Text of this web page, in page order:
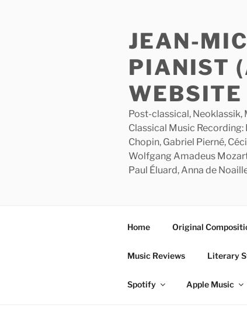
JEAN-
PIANIST
WEBSITE
Post-classical, Neoklassik,
Classical Music Recording:
Chopin, Gabriel Pierné,
Wolfgang Amadeus
Paul Éluard, Anna de
Home Original
Music Reviews Literary
Spotify Apple Music